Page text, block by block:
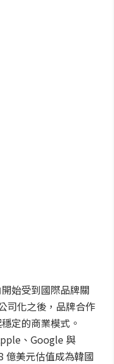
始受到國際品牌關
司化之後，品牌合作
定的商業模式。
、Google 與
億美元估值成為韓國